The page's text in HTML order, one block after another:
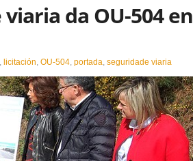
da OU-504 en
licitación OU-504 portada seguridade viaria